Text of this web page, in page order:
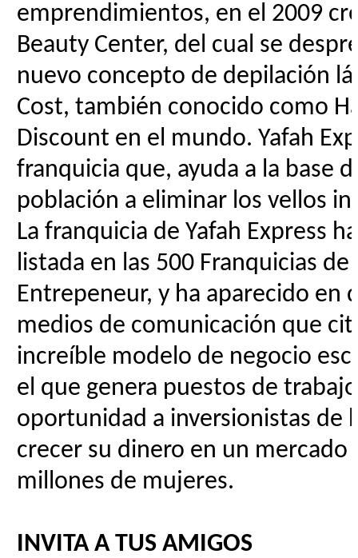
emprendimientos, en el 2009
Beauty Center, del cual se
nuevo concepto de depilación
Cost, también conocido como
Discount en el mundo. Yafah
franquicia que, ayuda a la base
población a eliminar los vellos
La franquicia de Yafah Express
listada en las 500 Franquicias de
Entrepeneur, y ha aparecido en
medios de comunicación que
increíble modelo de negocio
el que genera puestos de
oportunidad a inversionistas de
crecer su dinero en un mercado
millones de mujeres.
INVITA A TUS AMIGOS